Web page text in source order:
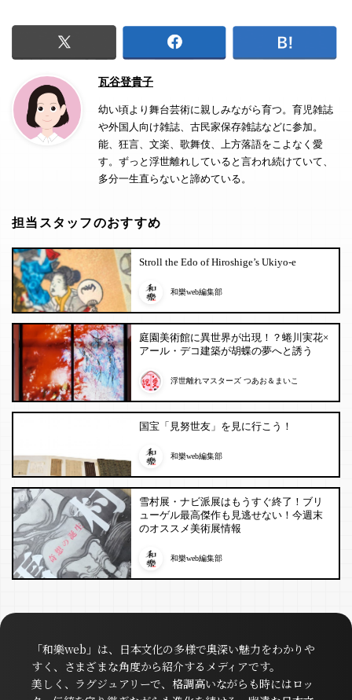
瓦谷登貴子
幼い頃より舞台芸術に親しみながら育つ。育児雑誌
や外国人向け雑誌、古民家保存雑誌などに参加。
能、狂言、文楽、歌舞伎、上方落語をこよなく愛
す。ずっと浮世離れしていると言われ続けていて、
多分一生直らないと諦めている。
担当スタッフのおすすめ
Stroll the Edo of Hiroshige’s Ukiyo-e
和樂web編集部
庭園美術館に異世界が出現！？蜷川実花×
アール・デコ建築が胡蝶の夢へと誘う
浮世離れマスターズ つあお＆まいこ
国宝「見努世友」を見に行こう！
和樂web編集部
雪村展・ナビ派展はもうすぐ終了！ブリ
ューゲル最高傑作も見逃せない！今週末
のオススメ美術展情報
和樂web編集部
「和樂web」は、日本文化の多様で奥深い魅力をわかりや
すく、さまざまな角度から紹介するメディアです。
美しく、ラグジュアリーで、格調高いながらも時にはロッ